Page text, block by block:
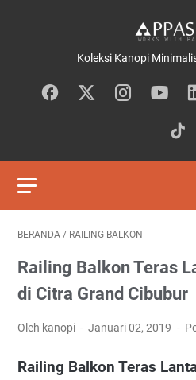
Koleksi Kanopi
BERANDA / RAILING BALKON
Railing Balkon Teras
di Citra Grand Cibubur
Oleh kanopi Januari 02, 2019
Railing Balkon Teras